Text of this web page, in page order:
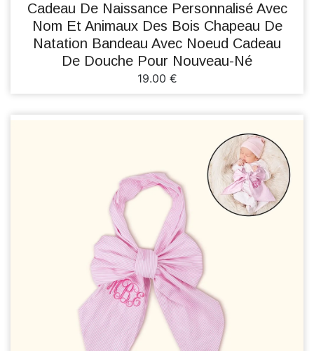
Cadeau De Naissance Personnalisé Avec
Nom Et Animaux Des Bois Chapeau De
Natation Bandeau Avec Noeud Cadeau
De Douche Pour Nouveau-Né
19.00 €